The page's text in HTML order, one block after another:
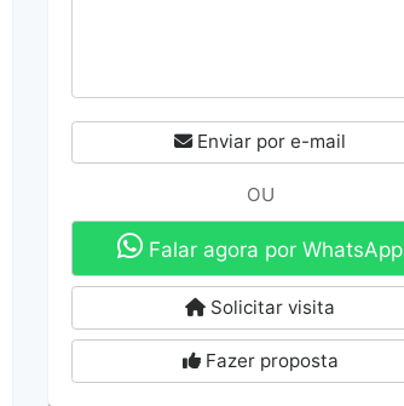
Enviar por e-mail
OU
Falar agora por WhatsApp
Solicitar visita
Fazer proposta